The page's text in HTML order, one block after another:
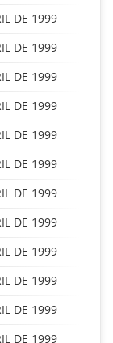
DE 1999
DE 1999
DE 1999
DE 1999
DE 1999
DE 1999
DE 1999
DE 1999
DE 1999
DE 1999
DE 1999
DE 1999